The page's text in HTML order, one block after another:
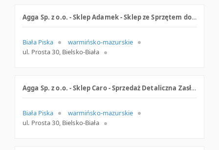
Agga Sp. z o.o. - Sklep Adamek - Sklep ze Sprzętem do Tenisa Stołowego
Biała Piska
warmińsko-mazurskie
ul. Prosta 30, Bielsko-Biała
Agga Sp. z o.o. - Sklep Caro - Sprzedaż Detaliczna Zasłon, Firan, Karniszy
Biała Piska
warmińsko-mazurskie
ul. Prosta 30, Bielsko-Biała